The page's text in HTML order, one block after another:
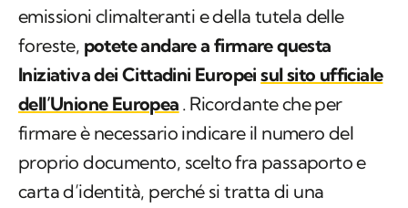
emissioni climalteranti e della tutela delle
foreste, potete andare a firmare questa
Iniziativa dei Cittadini Europeisul sito ufficiale
dell’Unione Europea . Ricordante che per
firmare è necessario indicare il numero del
proprio documento, scelto fra passaporto e
carta d’identità, perché si tratta di una